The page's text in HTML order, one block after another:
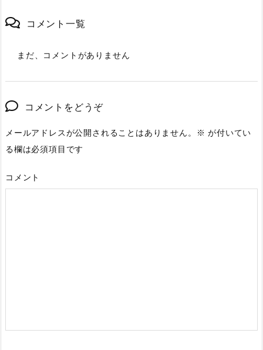
コメント一覧
まだ、コメントがありません
コメントをどうぞ
メールアドレスが公開されることはありません。 ※ が付いてい
る欄は必須項目です
コメント